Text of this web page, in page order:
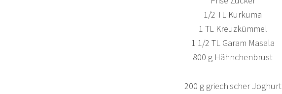
1/2 TL Kurkuma
1 TL Kreuzkümmel
1 1/2 TL Garam Masala
800 g Hähnchenbrust
200 g griechischer Joghurt